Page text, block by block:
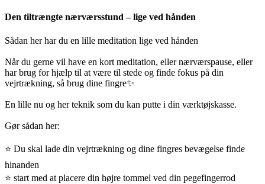
Den tiltrængte nærværsstund – lige ved hånden
Sådan her har du en lille meditation lige ved hånden
Når du gerne vil have en kort meditation, eller nærværspause, eller
har brug for hjælp til at være til stede og finde fokus på din
vejrtrækning, så brug dine fingre✨
En lille nu og her teknik som du kan putte i din værktøjskasse.
Gør sådan her:
⭐ Du skal lade din vejrtrækning og dine fingres bevægelse finde
hinanden
⭐ start med at placere din højre tommel ved din pegefingerrod